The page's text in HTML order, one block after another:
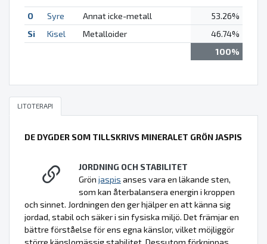
O Syre Annat icke-metall
53.26%
Si
Kisel Metalloider
46.74%
100%
LITOTERAPI
DE DYGDER SOM TILLSKRIVS MINERALET GRÖN JASPIS
JORDNING OCH STABILITET
Grön jaspis anses vara en läkande sten,
som kan återbalansera energin i kroppen
och sinnet. Jordningen den ger hjälper en att känna sig
jordad, stabil och säker i sin fysiska miljö. Det främjar en
bättre förståelse för ens egna känslor, vilket möjliggör
större känslomässig stabilitet. Dessutom förknippas